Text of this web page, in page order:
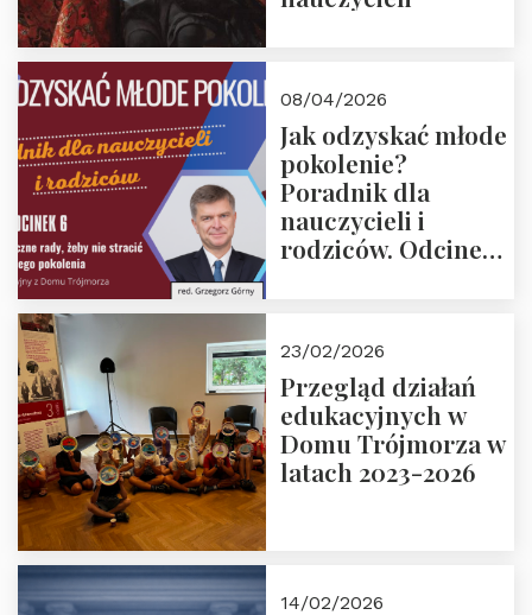
08/04/2026
Jak odzyskać młode
pokolenie?
Poradnik dla
nauczycieli i
rodziców. Odcinek
Rozmawiają red.
Grzegorz Górny i
prof. Michał
Łuczewski
23/02/2026
Przegląd działań
edukacyjnych w
Domu Trójmorza w
latach 2023-2026
14/02/2026